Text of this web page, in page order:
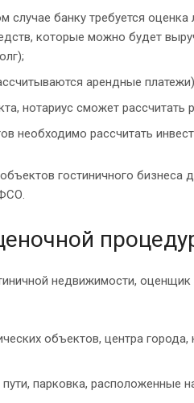
случае банку требуется
которые можно будет
арендные
нотариус сможет
необходимо рассчитать
гостиничного бизнеса
недвижимости,
объектов, центра
парковка, расположенные